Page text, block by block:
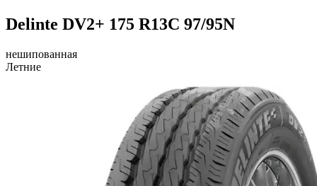
Delinte DV2+ 175 R13C 97/95N
нешипованная
Летние